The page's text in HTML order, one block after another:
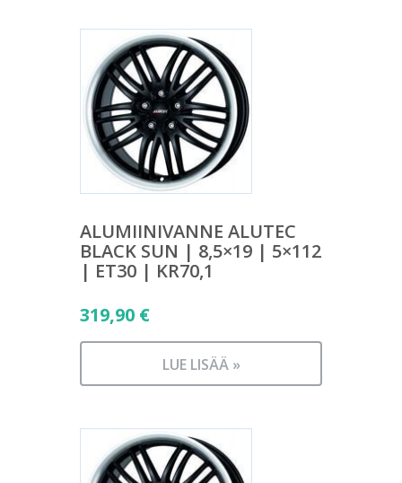
ALUMIINIVANNE ALUTEC
BLACK SUN | 8,5×19 | 5×112
| ET30 | KR70,1
319,90 €
LUE LISÄÄ »